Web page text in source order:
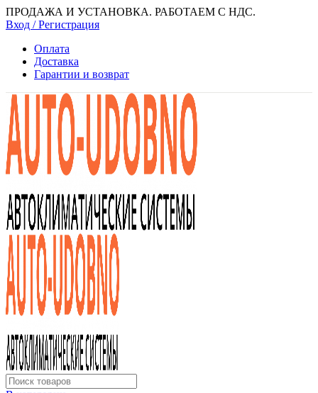
ПРОДАЖА И УСТАНОВКА. РАБОТАЕМ С НДС.
Вход / Регистрация
Оплата
Доставка
Гарантии и возврат